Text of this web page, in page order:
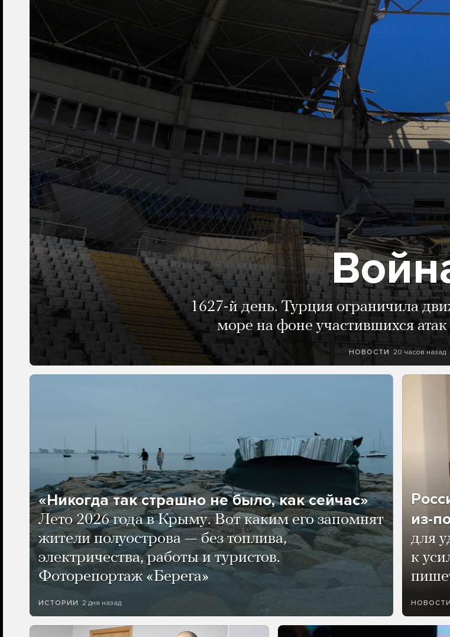
1627-й день. Турция ограничила
море на фоне участившихся
НОВОСТИ 20 часов назад
«Никогда так страшно не было, как сейчас»
Лето 2026 года в Крыму. Вот каким его запомнят
жители полуострова — без топлива,
электричества, работы и туристов.
Фоторепортаж «Берега»
ИСТОРИИ 2 дня назад
из-
для
к
НОВОСТИ